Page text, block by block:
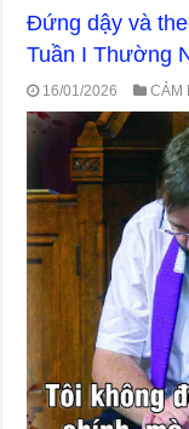
Đứng dậy và
Tuần I Thường
16/01/2026 CẢM